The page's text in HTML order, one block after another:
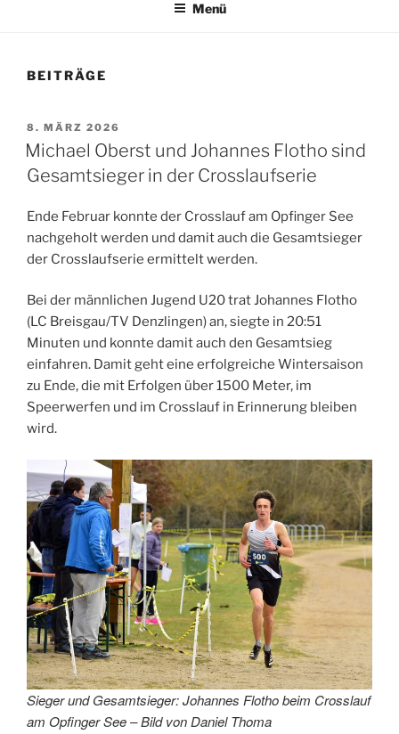
Menü
BEITRÄGE
VERÖFFENTLICHT
AM
8. MÄRZ 2026
Michael Oberst und Johannes Flotho sind
Gesamtsieger in der Crosslaufserie
Ende Februar konnte der Crosslauf am Opfinger See
nachgeholt werden und damit auch die Gesamtsieger
der Crosslaufserie ermittelt werden.
Bei der männlichen Jugend U20 trat Johannes Flotho
(LC Breisgau/TV Denzlingen) an, siegte in 20:51
Minuten und konnte damit auch den Gesamtsieg
einfahren. Damit geht eine erfolgreiche Wintersaison
zu Ende, die mit Erfolgen über 1500 Meter, im
Speerwerfen und im Crosslauf in Erinnerung bleiben
wird.
Sieger und Gesamtsieger: Johannes Flotho beim Crosslauf
am Opfinger See – Bild von Daniel Thoma